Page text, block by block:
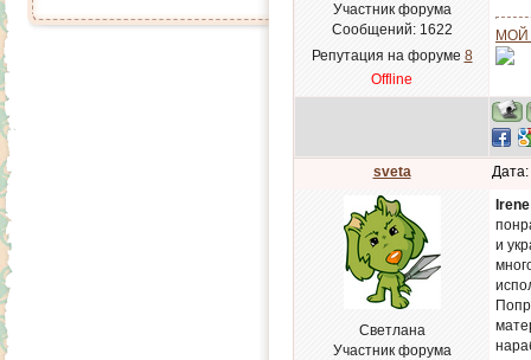
Участник форума
Сообщений: 1622
Репутация на форуме 8
Offline
МОЙ
sveta
Светлана
Участник форума
Irene
и